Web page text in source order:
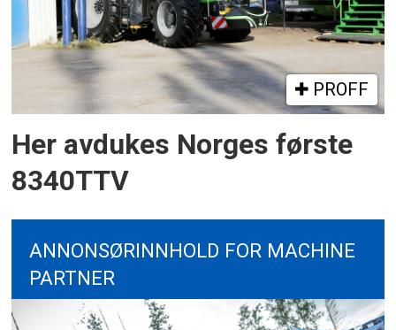
PROFF
Her avdukes Norges første
8340TTV
ANNONSØRINNHOLD FOR MACHINE
PARTNER